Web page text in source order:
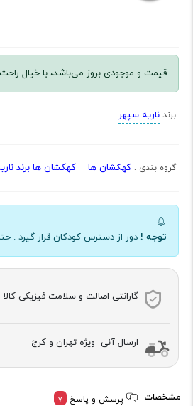
قیمت و موجودی بروز می‌باشد، با خیال
برند ناریه سپهر
گروه بندی : کهکشان ها کهکشان ها برند
توجه ! دور از دسترس کودکان قرار گیرد .
گارانتی اصالت و سلامت فیزیکی کالا
ارسال آنی ویژه تهران و کرج
مشخصات پرسش و پاسخ 7